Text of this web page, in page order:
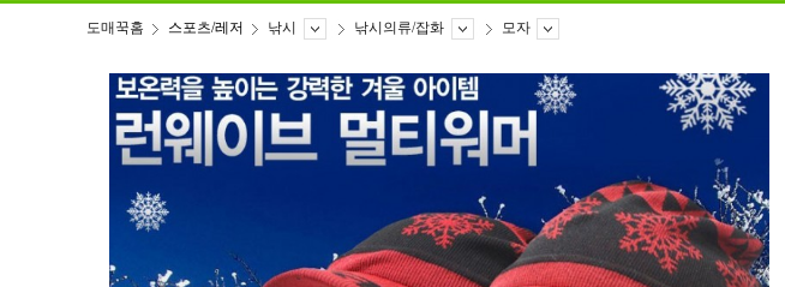
도매꾹홈 스포츠/레저 낚시 낚시의류/잡화 모자